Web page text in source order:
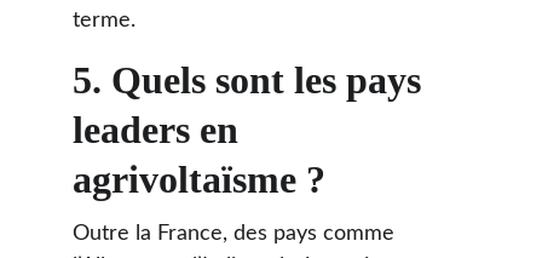
terme.
5. Quels sont les pays
leaders en
agrivoltaïsme ?
Outre la France, des pays comme